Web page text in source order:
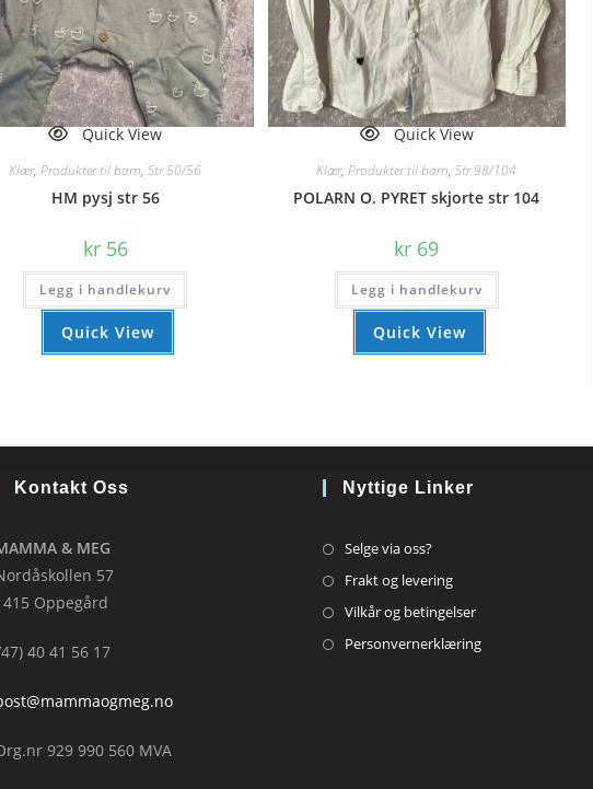
Quick View
Klær,Produkter til barn,Str 50/56
HM pysj str 56
kr56
Legg i handlekurv
Quick View
Quick View
Klær,Produkter til barn,Str 98/104
POLARN O. PYRET skjorte str 104
kr 69
Legg i handlekurv
Quick View
Kontakt Oss
& MEG
57
Oppegård
40 41 56 17
929 990 560 MVA
Nyttige Linker
Selge via oss?Opens
in
tab
Frakt og leveringOpens
in
Vilkår og betingelserOpens
in
PersonvernerklæringOpens